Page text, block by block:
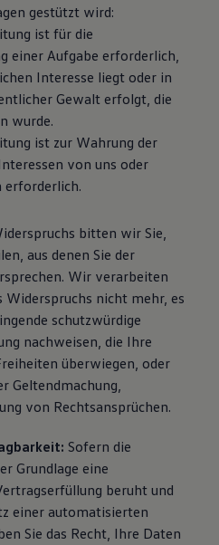
gestützt wird:
ist für die
einer Aufgabe erforderlich,
Interesse liegt oder in
Gewalt erfolgt, die
wurde.
ist zur Wahrung der
von uns oder
bitten wir Sie,
aus denen Sie der
Wir verarbeiten
nicht mehr, es
schutzwürdige
nachweisen, die Ihre
überwiegen, oder
Geltendmachung,
von Rechtsansprüchen.
Sofern die
Grundlage eine
beruht und
einer automatisierten
Sie das Recht, Ihre Daten